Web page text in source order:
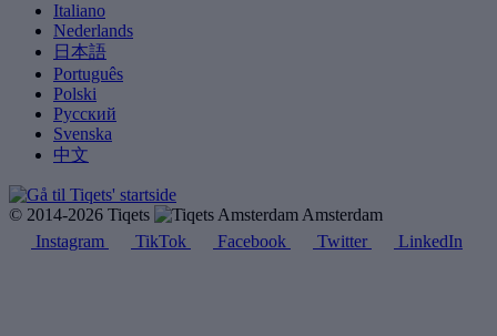
Italiano
Nederlands
日本語
Português
Polski
Русский
Svenska
中文
© 2014-2026 Tiqets
Amsterdam
Instagram
TikTok Facebook Twitter LinkedIn